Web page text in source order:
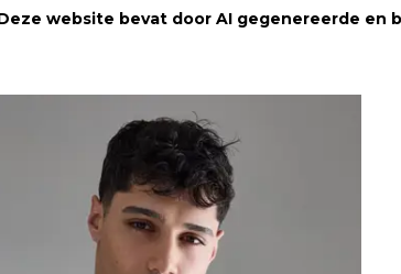
website bevat door AI gegenereerde en